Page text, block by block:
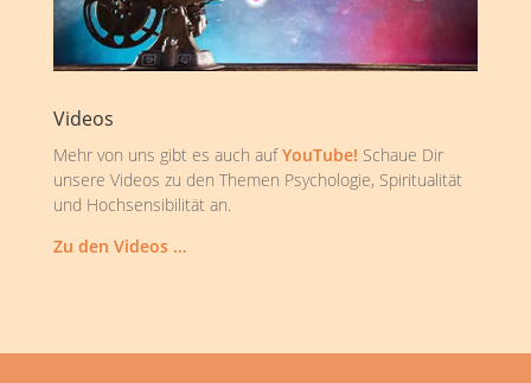
Videos
Mehr von uns gibt es auch aufYouTube! Schaue Dir
unsere Videos zu den Themen Psychologie, Spiritualität
und Hochsensibilität an.
Zu den Videos …